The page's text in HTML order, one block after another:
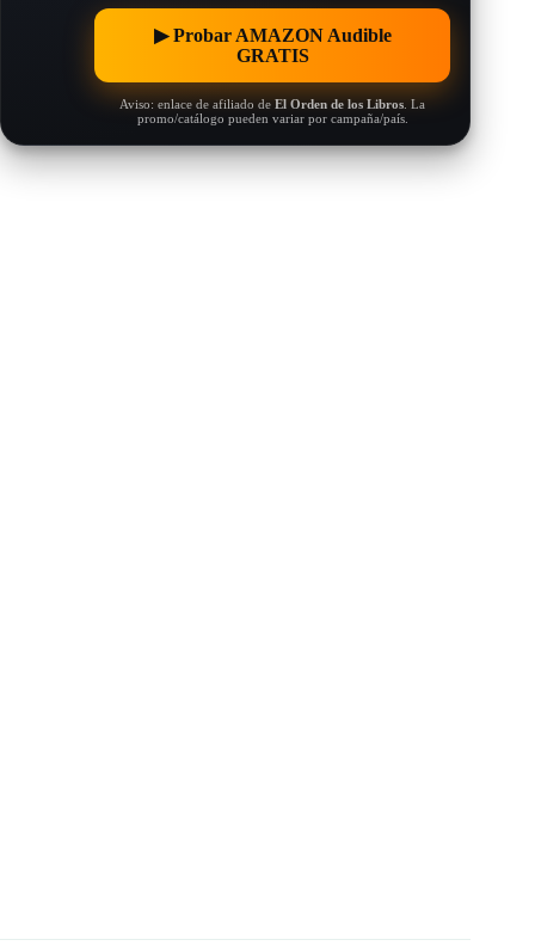
▶︎ Probar AMAZON Audible
GRATIS
Aviso: enlace de afiliado deEl Orden de los Libros . La
promo/catálogo pueden variar por campaña/país.